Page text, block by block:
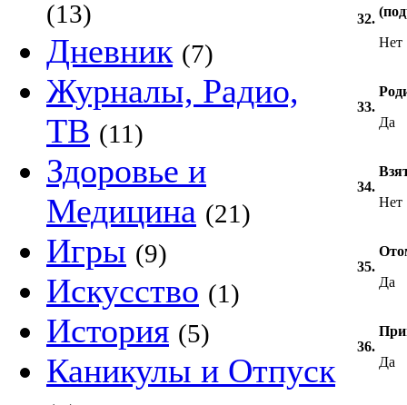
(13)
Дневник (7)
Журналы, Радио,
ТВ (11)
Здоровье и
Медицина (21)
Игры (9)
Искусство (1)
История (5)
Каникулы и Отпуск
32.
Нет
33.
Да
34.
Нет
35.
Да
36.
Да